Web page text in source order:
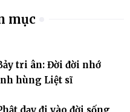
mục
tri ân: Đời đời nhớ
hùng Liệt sĩ